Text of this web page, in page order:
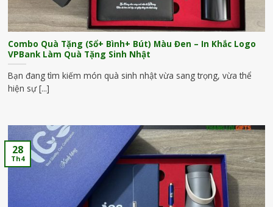
Combo Quà Tặng (Sổ+ Bình+ Bút) Màu Đen – In Khắc Logo
VPBank Làm Quà Tặng Sinh Nhật
Bạn đang tìm kiếm món quà sinh nhật vừa sang trọng, vừa thể
hiện sự [...]
28
Th4